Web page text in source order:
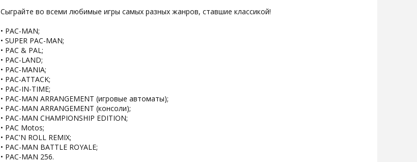
Сыграйте во всеми любимые игры самых разных жанров, ставшие классикой!
• PAC-MAN;
• SUPER PAC-MAN;
• PAC & PAL;
• PAC-LAND;
• PAC-MANIA;
• PAC-ATTACK;
• PAC-IN-TIME;
• PAC-MAN ARRANGEMENT (игровые автоматы);
• PAC-MAN ARRANGEMENT (консоли);
• PAC-MAN CHAMPIONSHIP EDITION;
• PAC Motos;
• PAC'N ROLL REMIX;
• PAC-MAN BATTLE ROYALE;
• PAC-MAN 256.